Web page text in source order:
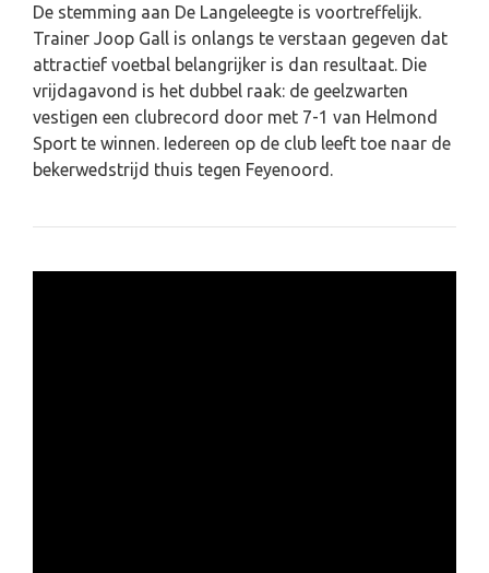
De stemming aan De Langeleegte is voortreffelijk.
Trainer Joop Gall is onlangs te verstaan gegeven dat
attractief voetbal belangrijker is dan resultaat. Die
vrijdagavond is het dubbel raak: de geelzwarten
vestigen een clubrecord door met 7-1 van Helmond
Sport te winnen. Iedereen op de club leeft toe naar de
bekerwedstrijd thuis tegen Feyenoord.